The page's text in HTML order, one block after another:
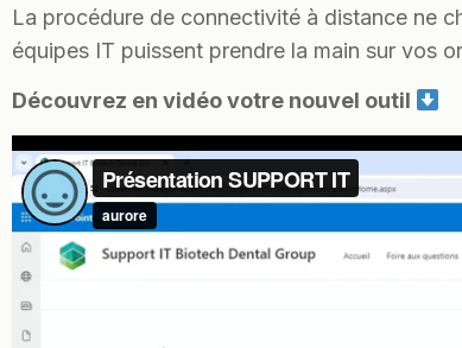
La procédure de connectivité à distance ne
équipes IT puissent prendre la main sur vos
Découvrez en vidéo votre nouvel outil